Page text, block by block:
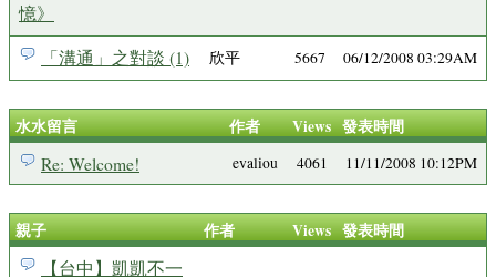
憶》
「溝通」之對談 (1) 欣平 5667 06/12/2008 03:29AM
水水留言 作者 Views 發表時間
Re: Welcome! evaliou 4061 11/11/2008 10:12PM
親子 作者 Views 發表時間
【台中】凱凱不一